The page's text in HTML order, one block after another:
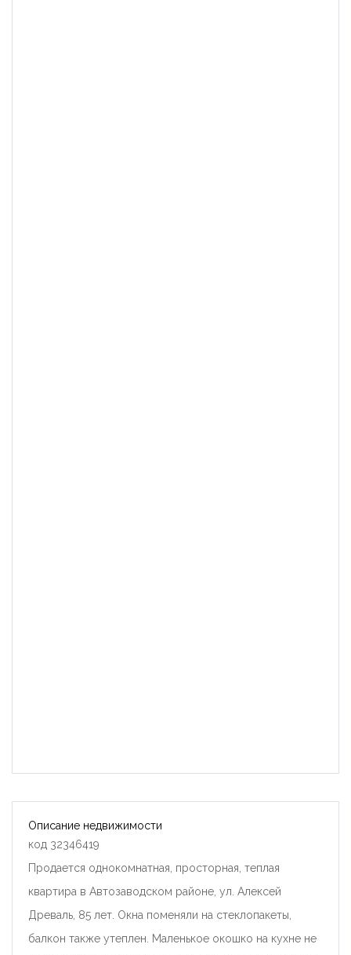
Описание недвижимости
код 32346419
Продается однокомнатная, просторная, теплая
квартира в Автозаводском районе, ул. Алексей
Древаль, 85 лет. Окна поменяли на стеклопакеты,
балкон также утеплен. Маленькое окошко на кухне не